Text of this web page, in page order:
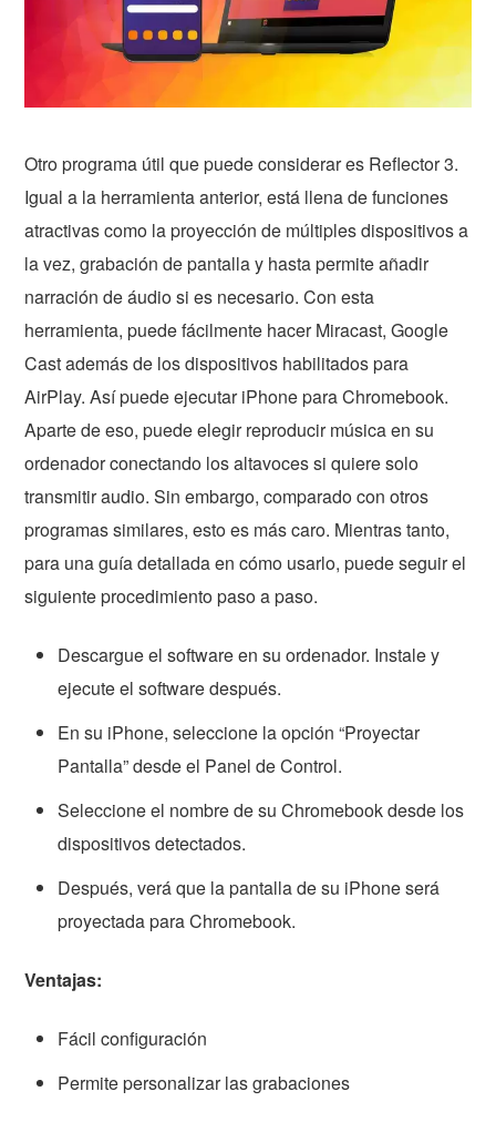
Otro programa útil que puede considerar es Reflector 3.
Igual a la herramienta anterior, está llena de funciones
atractivas como la proyección de múltiples dispositivos a
la vez, grabación de pantalla y hasta permite añadir
narración de áudio si es necesario. Con esta
herramienta, puede fácilmente hacer Miracast, Google
Cast además de los dispositivos habilitados para
AirPlay. Así puede ejecutar iPhone para Chromebook.
Aparte de eso, puede elegir reproducir música en su
ordenador conectando los altavoces si quiere solo
transmitir audio. Sin embargo, comparado con otros
programas similares, esto es más caro. Mientras tanto,
para una guía detallada en cómo usarlo, puede seguir el
siguiente procedimiento paso a paso.
Descargue el software en su ordenador. Instale y
ejecute el software después.
En su iPhone, seleccione la opción “Proyectar
Pantalla” desde el Panel de Control.
Seleccione el nombre de su Chromebook desde los
dispositivos detectados.
Después, verá que la pantalla de su iPhone será
proyectada para Chromebook.
Ventajas:
Fácil configuración
Permite personalizar las grabaciones